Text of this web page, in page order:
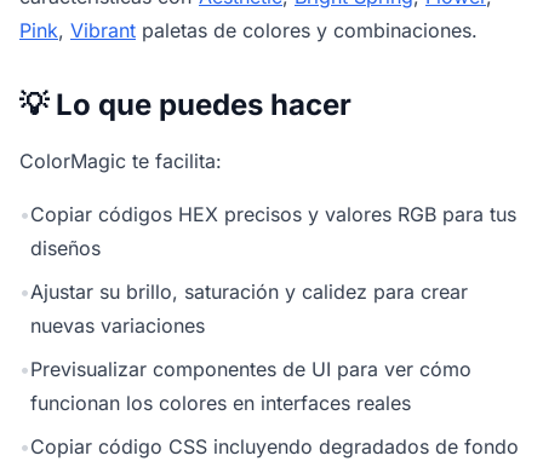
Pink, Vibrant paletas de colores y combinaciones.
💡 Lo que puedes hacer
ColorMagic te facilita:
•Copiar códigos HEX precisos y valores RGB para tus
diseños
•Ajustar su brillo, saturación y calidez para crear
nuevas variaciones
•Previsualizar componentes de UI para ver cómo
funcionan los colores en interfaces reales
•Copiar código CSS incluyendo degradados de fondo